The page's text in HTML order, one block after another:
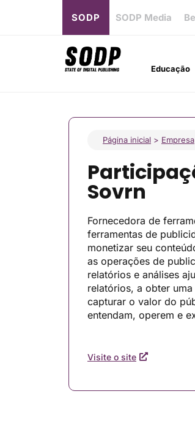
SODP SODP Media
Educação
Página inicial > Empresa
Sovrn
Fornecedora de
ferramentas de
monetizar seu
as operações de
relatórios e análises
relatórios, a obter
capturar o valor do
entendam, operem e
Visite o site